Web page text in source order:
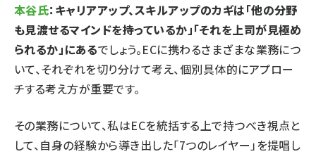
本谷氏：キャリアアップ、スキルアップのカギは「他の分野
も見渡せるマインドを持っているか」「それを上司が見極め
られるか」にあるでしょう。ECに携わるさまざまな業務につ
いて、それぞれを切り分けて考え、個別具体的にアプロー
チする考え方が重要です。
その業務について、私はECを統括する上で持つべき視点と
して、自身の経験から導き出した「7つのレイヤー」を提唱し